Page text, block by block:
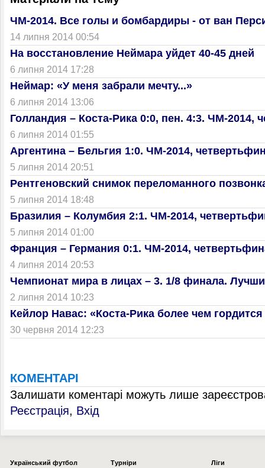
ЧМ-2014. Все голы и бомбардиры - от ван
14 липня 2014 00:54
На восстановление Неймара уйдет 40-45 дней
6 липня 2014 17:28
Неймар: «У меня забрали мечту...»
6 липня 2014 13:06
Голландия – Коста-Рика 0:0, пен. 4:3. ЧМ-2014,
6 липня 2014 01:55
Аргентина – Бельгия 1:0. ЧМ-2014,
5 липня 2014 20:51
Рентгеновский снимок переломанного
5 липня 2014 18:48
Бразилия – Колумбия 2:1. ЧМ-2014,
5 липня 2014 01:00
Франция – Германия 0:1. ЧМ-2014,
4 липня 2014 20:53
Чемпионат мира в лицах – 3. 1/8 финала.
2 липня 2014 10:23
Кейлор Навас: «Коста-Рика более чем
30 червня 2014 12:23
КОМЕНТАРІ
Залишати коментарі можуть лише
Реєстрація, Вхід
Українcький футбол Турніри Ліги